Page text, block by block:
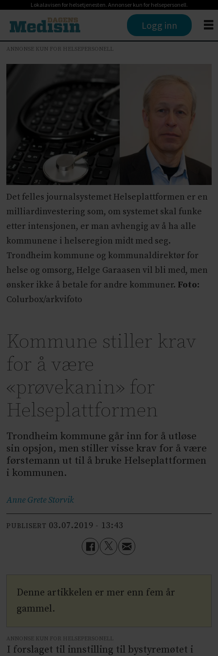
Lokalavisen for helsetjenesten. Annonser kun for helsepersonell.
Logg inn
ANNONSE KUN FOR HELSEPERSONELL
Det felles journalsystemet Helseplattformen er en
milliardinvestering som, om systemet skal funke
etter intensjonen, er man avhengig av å ha alle
kommunene i helseregion midt med seg.
Trondheim kommune og kommunaldirektør for
helse og omsorg, Helge Garaasen vil bli med, men
ønsker ikke å betale for andre kommuner. Foto:
Colurbox/arkvifoto
Kommune stiller krav
for å være
«prøvekanin» for
Helseplattformen
Trondheim kommune går inn for å utløse
sin opsjon, men stiller visse krav for å være
førstemann ut til å bruke Helseplattformen
i kommunen.
Anne Grete Storvik
PUBLISERT 03.07.2019 - 13:43
Denne artikkelen er mer enn fem år
gammel.
ANNONSE KUN FOR HELSEPERSONELL
I forslaget til innstilling til bystyremøtet i